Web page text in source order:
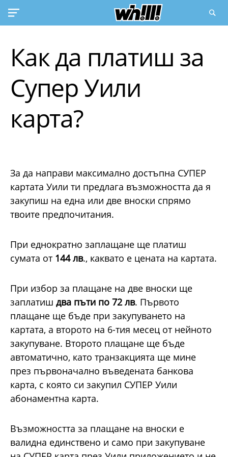
Как да платиш за
Супер Уили
карта?
За да направи максимално достъпна СУПЕР
картата Уили ти предлага възможността да я
закупиш на една или две вноски спрямо
твоите предпочитания.
При еднократно заплащане ще платиш
сумата от 144 лв., каквато е цената на картата.
При избор за плащане на две вноски ще
заплатиш два пъти по 72 лв. Първото
плащане ще бъде при закупуването на
картата, а второто на 6-тия месец от нейното
закупуване. Второто плащане ще бъде
автоматично, като транзакцията ще мине
през първоначално въведената банкова
карта, с която си закупил СУПЕР Уили
абонаментна карта.
Възможността за плащане на вноски е
валидна единствено и само при закупуване